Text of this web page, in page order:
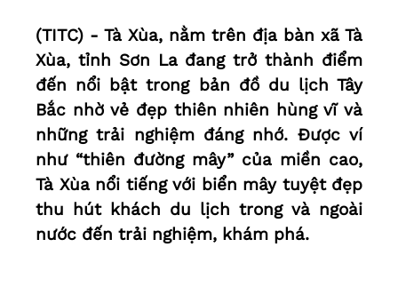
(TITC) - Tà Xùa, nằm trên địa bàn xã Tà
Xùa, tỉnh Sơn La đang trở thành điểm
đến nổi bật trong bản đồ du lịch Tây
Bắc nhờ vẻ đẹp thiên nhiên hùng vĩ và
những trải nghiệm đáng nhớ. Được ví
như “thiên đường mây” của miền cao,
Tà Xùa nổi tiếng với biển mây tuyệt đẹp
thu hút khách du lịch trong và ngoài
nước đến trải nghiệm, khám phá.